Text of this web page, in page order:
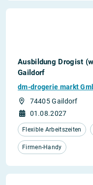
Ausbildung Drogist
Gaildorf
dm-drogerie markt
74405 Gaildorf
01.08.2027
Flexible Arbeitszeiten
Firmen-Handy